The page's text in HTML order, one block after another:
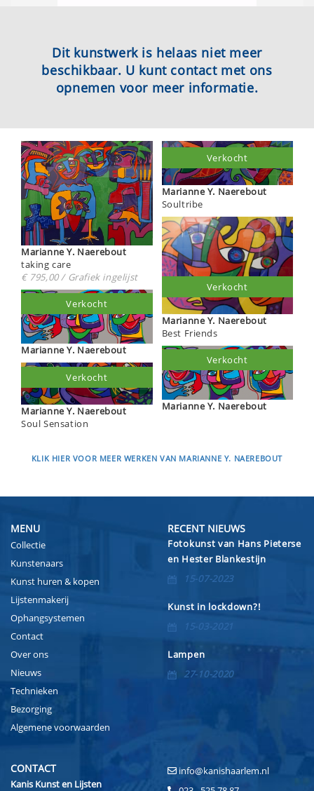
Dit kunstwerk is helaas niet meer
beschikbaar. U kunt contact met ons
opnemen voor meer informatie.
Marianne Y. Naerebout
taking care
€ 795,00 / Grafiek ingelijst
Marianne Y. Naerebout
Verkocht
Marianne Y. Naerebout
Soul Sensation
Verkocht
Marianne Y. Naerebout
Soultribe
Verkocht
Marianne Y. Naerebout
Best Friends
Verkocht
Marianne Y. Naerebout
Verkocht
KLIK HIER VOOR MEER WERKEN VAN MARIANNE Y. NAEREBOUT
MENU
Collectie
Kunstenaars
Kunst huren & kopen
Lijstenmakerij
Ophangsystemen
Contact
Over ons
Nieuws
Technieken
Bezorging
Algemene voorwaarden
RECENT NIEUWS
Fotokunst van Hans Pieterse
en Hester Blankestijn
15-07-2023
Kunst in lockdown?!
15-03-2021
Lampen
27-10-2020
CONTACT
Kanis Kunst en Lijsten
info@kanishaarlem.nl